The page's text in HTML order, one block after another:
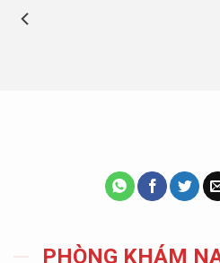
PHÒNG KHÁM